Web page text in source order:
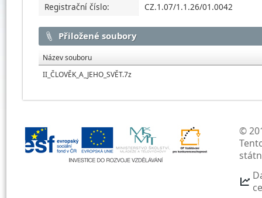
Registrační číslo:
CZ.1.07/1.1.26/01.0042
Přiložené soubory
Název souboru
II_ČLOVĚK_A_JEHO_SVĚT.7z
©